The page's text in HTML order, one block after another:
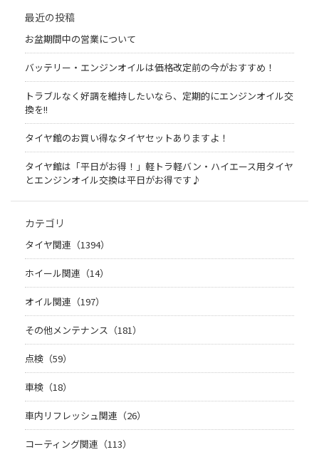
最近の投稿
お盆期間中の営業について
バッテリー・エンジンオイルは価格改定前の今がおすすめ！
トラブルなく好調を維持したいなら、定期的にエンジンオイル交
換を!!
タイヤ館のお買い得なタイヤセットありますよ！
タイヤ館は「平日がお得！」軽トラ軽バン・ハイエース用タイヤ
とエンジンオイル交換は平日がお得です♪
カテゴリ
タイヤ関連（1394）
ホイール関連（14）
オイル関連（197）
その他メンテナンス（181）
点検（59）
車検（18）
車内リフレッシュ関連（26）
コーティング関連（113）